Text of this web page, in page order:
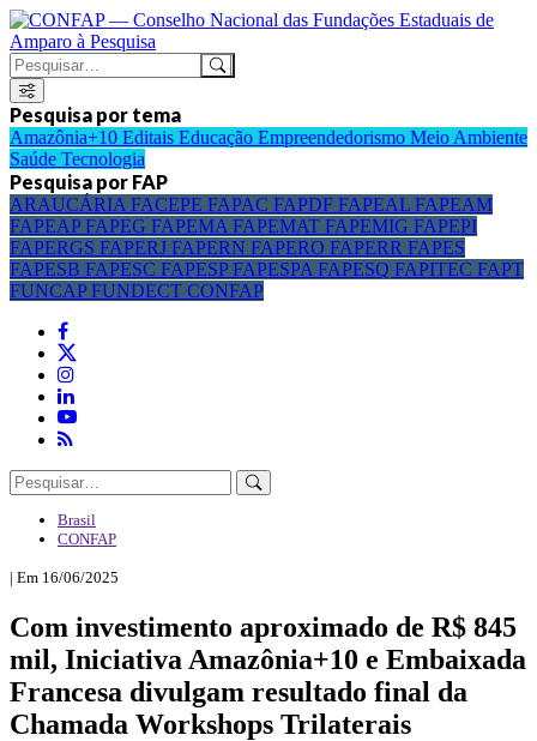
Pesquisa por tema
Amazônia+10 Editais Educação Empreendedorismo Meio Ambiente
Saúde Tecnologia
Pesquisa por FAP
ARAUCÁRIA FACEPE FAPAC FAPDF FAPEAL FAPEAM
FAPEAPFAPEG FAPEMA FAPEMAT FAPEMIG FAPEPI
FAPERGS FAPERJ FAPERN FAPERO FAPERR FAPES
FAPESB FAPESC FAPESPFAPESPA FAPESQ FAPITEC FAPT
FUNCAPFUNDECT CONFAP
Brasil
CONFAP
| Em 16/06/2025
Com investimento aproximado de R$ 845
mil, Iniciativa Amazônia+10 e Embaixada
Francesa divulgam resultado final da
Chamada Workshops Trilaterais